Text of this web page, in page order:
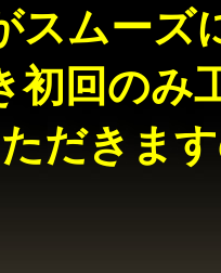
スムーズ
初回のみ
ただきま